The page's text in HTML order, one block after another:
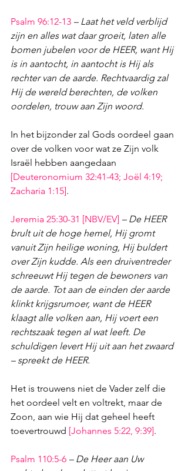
Psalm 96:12-13 – Laat het veld verblijd
zijn en alles wat daar groeit, laten alle
bomen jubelen voor de HEER, want Hij
is in aantocht, in aantocht is Hij als
rechter van de aarde. Rechtvaardig zal
Hij de wereld berechten, de volken
oordelen, trouw aan Zijn woord.
In het bijzonder zal Gods oordeel gaan
over de volken voor wat ze Zijn volk
Israël hebben aangedaan
[Deuteronomium 32:41-43; Joël 4:19;
Zacharia 1:15].
Jeremia 25:30-31 [NBV/EV] – De HEER
brult uit de hoge hemel, Hij gromt
vanuit Zijn heilige woning, Hij buldert
over Zijn kudde. Als een druiventreder
schreeuwt Hij tegen de bewoners van
de aarde. Tot aan de einden der aarde
klinkt krijgsrumoer, want de HEER
klaagt alle volken aan, Hij voert een
rechtszaak tegen al wat leeft. De
schuldigen levert Hij uit aan het zwaard
– spreekt de HEER.
Het is trouwens niet de Vader zelf die
het oordeel velt en voltrekt, maar de
Zoon, aan wie Hij dat geheel heeft
toevertrouwd [Johannes 5:22, 9:39].
Psalm 110:5-6 – De Heer aan Uw